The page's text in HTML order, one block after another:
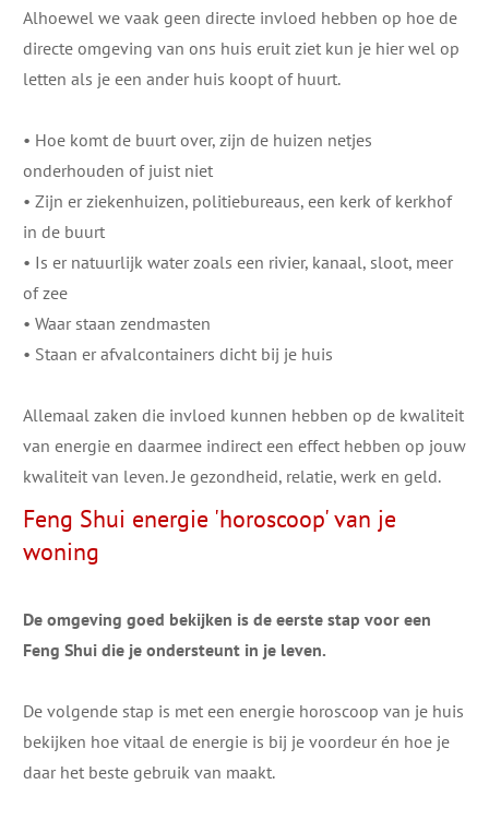
​Alhoewel we vaak geen directe invloed hebben op hoe de
directe omgeving van ons huis eruit ziet kun je hier wel op
letten als je een ander huis koopt of huurt.
• Hoe komt de buurt over​, zijn de huizen netjes
onderhouden of juist niet
• Zijn er ziekenhuizen, politiebureaus, een kerk of kerkhof
in de buurt
• Is er natuurlijk water zoals een rivier, kanaal, sloot, meer
of zee
• Waar staan zendmasten
• Staan er afvalcontainers dicht bij je huis
Allemaal zaken die invloed kunnen hebben op de kwaliteit
van energie en daarmee indirect een effect ​hebben op jouw
kwaliteit van leven. Je gezondheid, relatie, werk en geld.
Feng Shui energie 'horoscoop' van je
woning
De omgeving goed bekijken is de eerste stap voor een ​
Feng Shui die je ondersteunt in je leven.
De volgende stap is ​met een energie horoscoop van je huis
bekijken hoe vitaal de energie is bij je voordeur ​én hoe je
daar het beste gebruik van maakt.